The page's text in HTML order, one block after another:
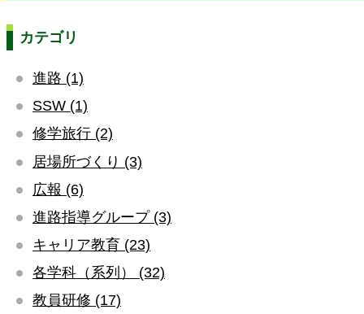
カテゴリ
進路 (1)
SSW (1)
修学旅行 (2)
居場所づくり (3)
広報 (6)
進路指導グループ (3)
キャリア教育 (23)
各学科（系列） (32)
教員研修 (17)